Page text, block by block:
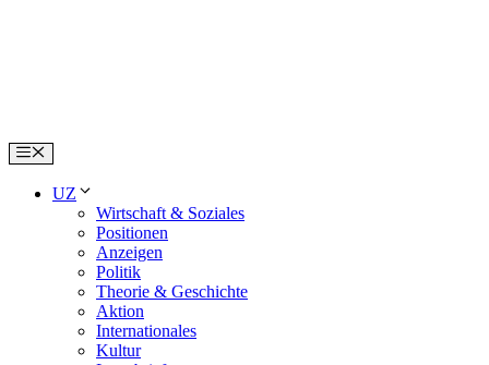
Menu
UZ
Wirtschaft & Soziales
Positionen
Anzeigen
Politik
Theorie & Geschichte
Aktion
Internationales
Kultur